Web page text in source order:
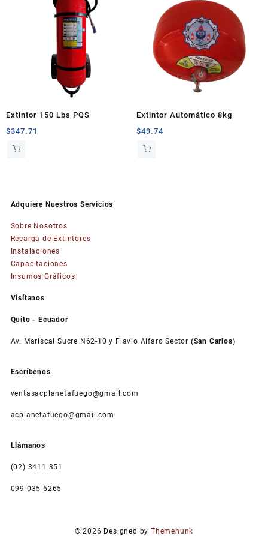
Extintor 150 Lbs PQS
$347.71
Extintor Automático 8kg
$49.74
Adquiere Nuestros Servicios
Sobre Nosotros
Recarga de Extintores
Instalaciones
Capacitaciones
Insumos Gráficos
Visítanos
Quito - Ecuador
Av. Mariscal Sucre N62-10 y Flavio Alfaro Sector (San Carlos)
Escríbenos
ventasacplanetafuego@gmail.com
acplanetafuego@gmail.com
Llámanos
(02) 3411 351
099 035 6265
© 2026 Designed by Themehunk